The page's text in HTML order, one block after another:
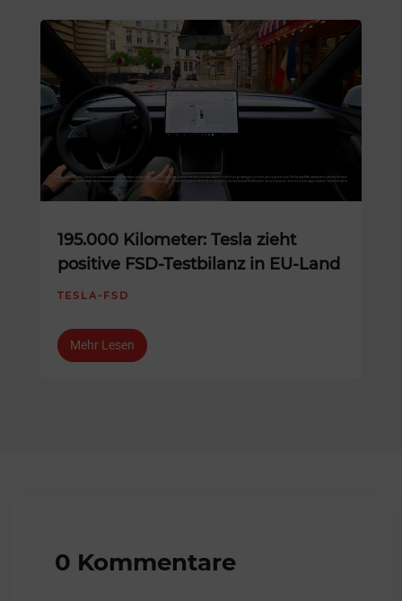
195.000 Kilometer: Tesla zieht
positive FSD-Testbilanz in EU-Land
TESLA-FSD
Mehr Lesen
0 Kommentare